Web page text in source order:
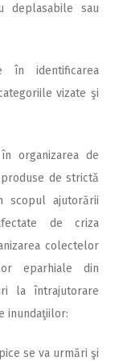
deplasabile sau
în identificarea
vizate şi
organizarea de
de strictă
scopul ajutorării
de criza
colectelor
eparhiale din
la întrajutorare
inundaţiilor:
se va urmări şi